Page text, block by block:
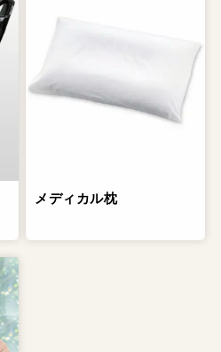
メディカル枕